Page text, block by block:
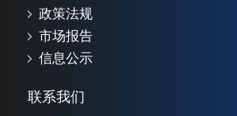
政策法规
市场报告
信息公示
联系我们